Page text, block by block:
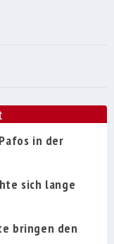
in der
sich lange
bringen den